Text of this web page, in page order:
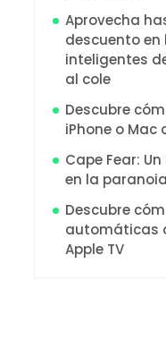
Aprovecha
descuento
inteligentes
al cole
Descubre
iPhone o Mac
Cape Fear:
en la
Descubre
automáticas
Apple TV